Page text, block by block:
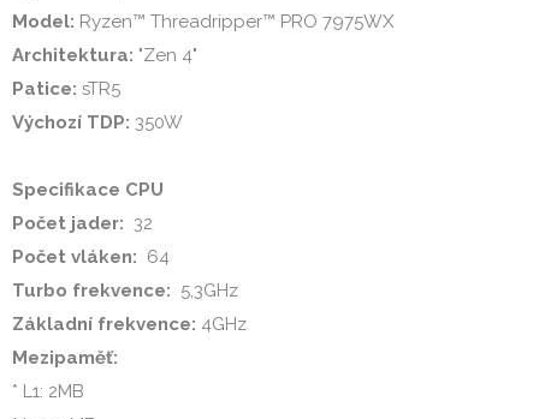
Model:
Architektura:
Patice:
Výchozí TDP: 350W
Specifikace CPU
Počet jader:
Počet vláken:
Turbo frekvence:
Základní frekvence:
Mezipaměť:
* L1: 2MB